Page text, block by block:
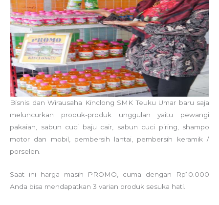
Bisnis dan Wirausaha Kinclong SMK Teuku Umar baru saja
meluncurkan produk-produk unggulan yaitu pewangi
pakaian, sabun cuci baju cair, sabun cuci piring, shampo
motor dan mobil, pembersih lantai, pembersih keramik /
porselen.
Saat ini harga masih PROMO, cuma dengan Rp10.000
Anda bisa mendapatkan 3 varian produk sesuka hati.